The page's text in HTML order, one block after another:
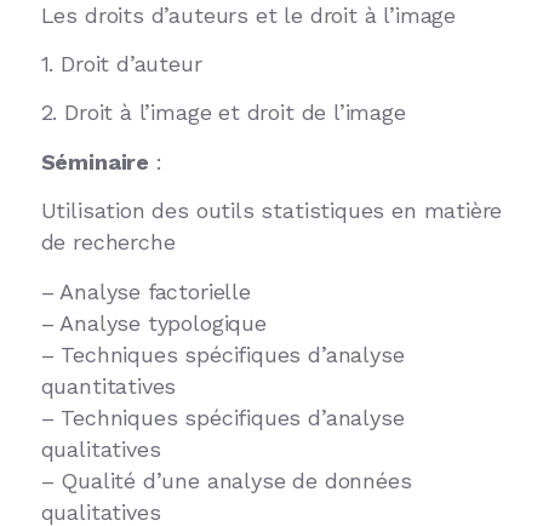
Les droits d’auteurs et le droit à l’image
1. Droit d’auteur
2. Droit à l’image et droit de l’image
Séminaire :
Utilisation des outils statistiques en matière
de recherche
– Analyse factorielle
– Analyse typologique
– Techniques spécifiques d’analyse
quantitatives
– Techniques spécifiques d’analyse
qualitatives
– Qualité d’une analyse de données
qualitatives